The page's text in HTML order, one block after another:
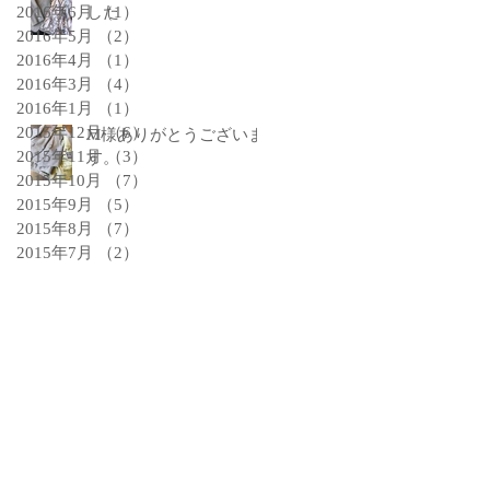
した
M様ありがとうございま
す。
2016年6月 （1）
2016年5月
（2）
2016年4月
（1）
2016年3月
（4）
2016年1月
（1）
2015年12月 （6） 6件の記事
2015年11月 （3）
2015年10月
（7）
2015年9月
（5）
2015年8月
（7）
2015年7月
（2）